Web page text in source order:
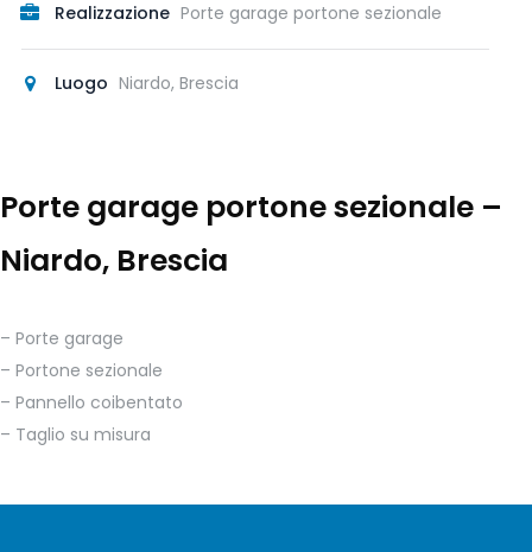
Realizzazione Porte garage portone sezionale
Luogo Niardo, Brescia
Porte garage portone sezionale –
Niardo, Brescia
– Porte garage
– Portone sezionale
– Pannello coibentato
– Taglio su misura